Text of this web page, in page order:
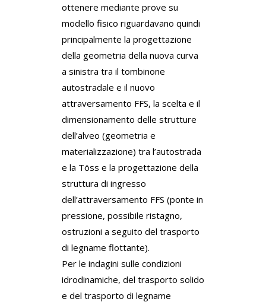
ottenere mediante prove su
modello fisico riguardavano quindi
principalmente la progettazione
della geometria della nuova curva
a sinistra tra il tombinone
autostradale e il nuovo
attraversamento FFS, la scelta e il
dimensionamento delle strutture
dell’alveo (geometria e
materializzazione) tra l’autostrada
e la Töss e la progettazione della
struttura di ingresso
dell’attraversamento FFS (ponte in
pressione, possibile ristagno,
ostruzioni a seguito del trasporto
di legname flottante).
Per le indagini sulle condizioni
idrodinamiche, del trasporto solido
e del trasporto di legname